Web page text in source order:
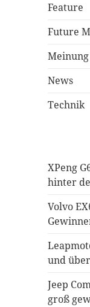
Feature
Future
Meinung
News
Technik
XPeng
hinter
Volvo
und
Jeep
groß